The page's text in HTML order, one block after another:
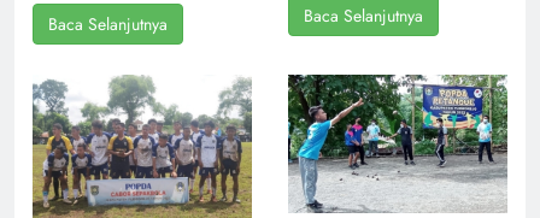
Baca Selanjutnya Baca Selanjutnya